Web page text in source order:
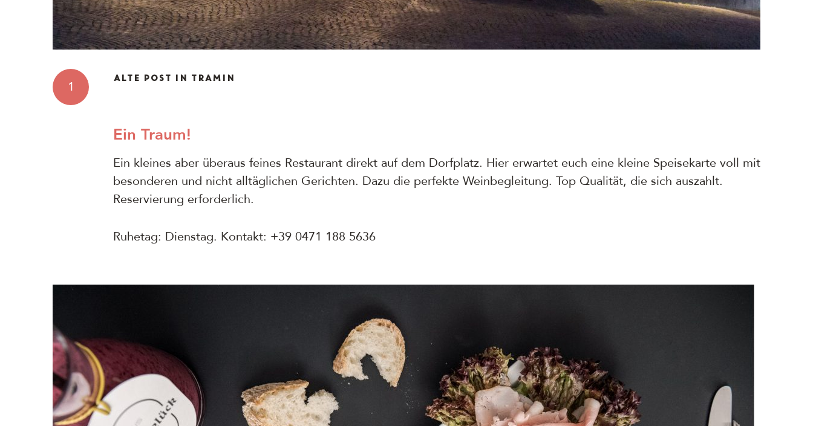
1
ALTE POST IN TRAMIN
Ein Traum!
Ein kleines aber überaus feines Restaurant direkt auf dem Dorfplatz. Hier erwartet euch eine kleine Speisekarte voll mit
besonderen und nicht alltäglichen Gerichten. Dazu die perfekte Weinbegleitung. Top Qualität, die sich auszahlt.
Reservierung erforderlich.
Ruhetag: Dienstag. Kontakt: +39 0471 188 5636